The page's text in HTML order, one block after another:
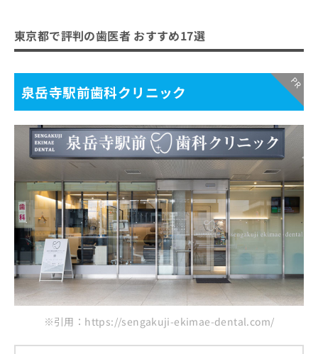
東京都で評判の歯医者 おすすめ17選
泉岳寺駅前歯科クリニック
※引用：https://sengakuji-ekimae-dental.com/